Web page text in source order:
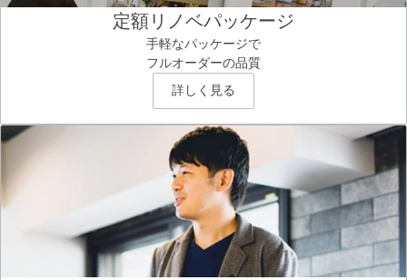
定額リノベパッケージ
手軽なパッケージで
フルオーダーの品質
詳しく見る